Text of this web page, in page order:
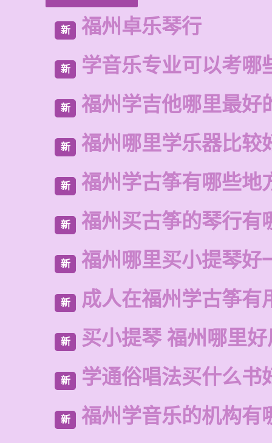
新 福州卓乐琴行
新 学音乐专业可以考哪
新 福州学吉他哪里最好
新 福州哪里学乐器比较
新 福州学古筝有哪些地
新 福州买古筝的琴行有
新 福州哪里买小提琴好
新 成人在福州学古筝有
新 买小提琴 福州哪里
新 学通俗唱法买什么书
新 福州学音乐的机构有